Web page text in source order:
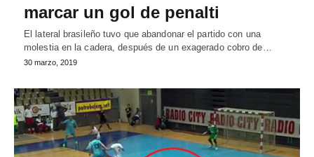
marcar un gol de penalti
El lateral brasileño tuvo que abandonar el partido con una
molestia en la cadera, después de un exagerado cobro de…
30 marzo, 2019